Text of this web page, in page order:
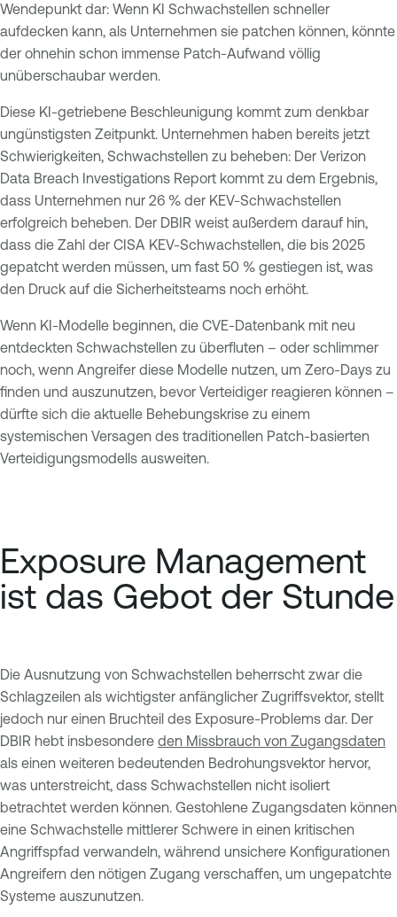
Wendepunkt dar: Wenn KI Schwachstellen schneller
aufdecken kann, als Unternehmen sie patchen können, könnte
der ohnehin schon immense Patch-Aufwand völlig
unüberschaubar werden.
Diese KI-getriebene Beschleunigung kommt zum denkbar
ungünstigsten Zeitpunkt. Unternehmen haben bereits jetzt
Schwierigkeiten, Schwachstellen zu beheben: Der Verizon
Data Breach Investigations Report kommt zu dem Ergebnis,
dass Unternehmen nur 26 % der KEV-Schwachstellen
erfolgreich beheben. Der DBIR weist außerdem darauf hin,
dass die Zahl der CISA KEV-Schwachstellen, die bis 2025
gepatcht werden müssen, um fast 50 % gestiegen ist, was
den Druck auf die Sicherheitsteams noch erhöht.
Wenn KI-Modelle beginnen, die CVE-Datenbank mit neu
entdeckten Schwachstellen zu überfluten – oder schlimmer
noch, wenn Angreifer diese Modelle nutzen, um Zero-Days zu
finden und auszunutzen, bevor Verteidiger reagieren können –
dürfte sich die aktuelle Behebungskrise zu einem
systemischen Versagen des traditionellen Patch-basierten
Verteidigungsmodells ausweiten.
Exposure Management
ist das Gebot der Stunde
Die Ausnutzung von Schwachstellen beherrscht zwar die
Schlagzeilen als wichtigster anfänglicher Zugriffsvektor, stellt
jedoch nur einen Bruchteil des Exposure-Problems dar. Der
DBIR hebt insbesondere den Missbrauch von Zugangsdaten
als einen weiteren bedeutenden Bedrohungsvektor hervor,
was unterstreicht, dass Schwachstellen nicht isoliert
betrachtet werden können. Gestohlene Zugangsdaten können
eine Schwachstelle mittlerer Schwere in einen kritischen
Angriffspfad verwandeln, während unsichere Konfigurationen
Angreifern den nötigen Zugang verschaffen, um ungepatchte
Systeme auszunutzen.